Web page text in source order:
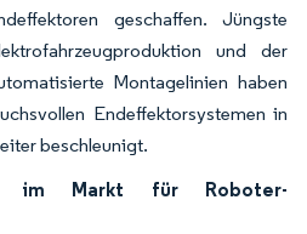
geschaffen. Jüngste
und der
Montagelinien haben
Endeffektorsystemen in
beschleunigt.
im Markt für Roboter-